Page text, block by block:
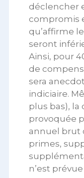
déclencher
compromis
qu’affirme
seront
Ainsi, pour
de
sera
indiciaire.
plus bas),
provoquée
annuel brut
primes,
n’est